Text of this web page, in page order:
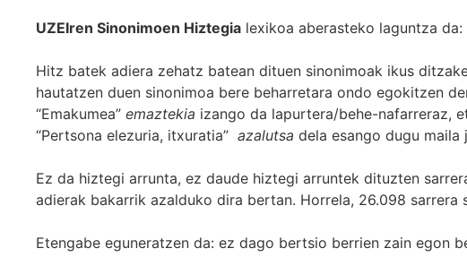
UZEIren Sinonimoen Hiztegia lexikoa aberasteko laguntza
Hitz batek adiera zehatz batean dituen sinonimoak ikus
hautatzen duen sinonimoa bere beharretara ondo egokitzen
“Emakumea” emaztekia izango da lapurtera/behe-nafarreraz,
“Pertsona elezuria, itxuratia” azalutsa dela esango dugu maila
Ez da hiztegi arrunta, ez daude hiztegi arruntek dituzten
adierak bakarrik azalduko dira bertan. Horrela, 26.098
Etengabe eguneratzen da: ez dago bertsio berrien zain egon